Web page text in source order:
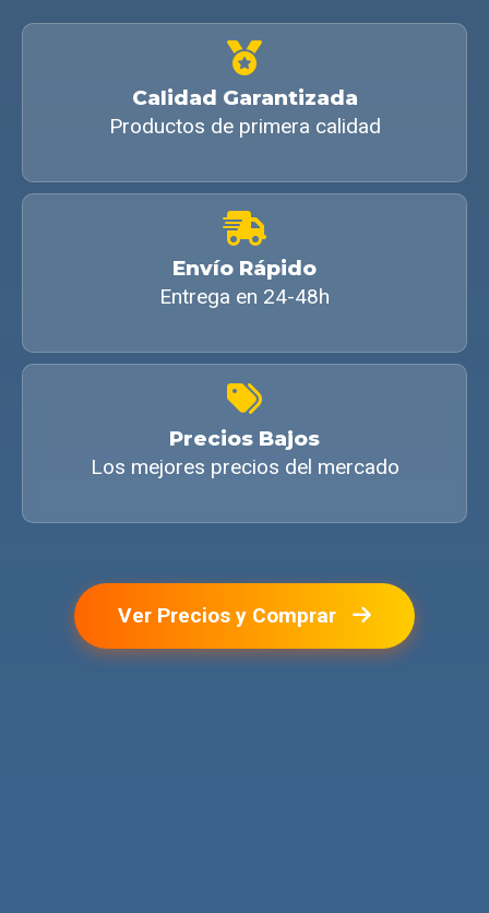
Calidad Garantizada
Productos de primera calidad
Envío Rápido
Entrega en 24-48h
Precios Bajos
Los mejores precios del mercado
Ver Precios y Comprar